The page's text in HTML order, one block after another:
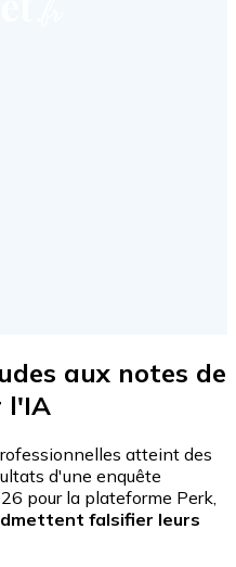
aux notes de
l'IA
atteint des
d'une enquête
pour la plateforme Perk,
falsifier leurs